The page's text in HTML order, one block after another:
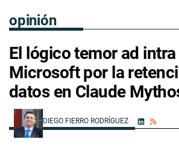
opinión
El lógico temor ad
Microsoft por la
datos en Claude
DIEGO FIERRO RODRÍGUEZ